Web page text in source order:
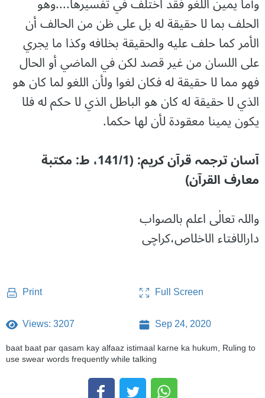
الحلف بما لا حقيقة له بل على ظن من الحالف أن
الأمر كما حلف عليه والحقيقة بخلافه وكذا ما يجري
على اللسان من غير قصد لكن في الماضي أو الحال
فهو مما لا حقيقة له فكان لغوا ولأن اللغو لما كان هو
الذي لا حقيقة له كان هو الباطل الذي لا حكم له فلا
يكون يمينا معقودة لأن لها حكما.
آسان ترجمہ قرآن کریم: (141/1، ط: مکتبة
معارف القرآن)
واللہ تعالٰی اعلم بالصواب
دارالافتاء الاخلاص،کراچی
Print Full Screen
Views: 3207 Sep 24, 2020
baat baat par qasam kay alfaaz istimaal karne ka hukum, Ruling to
use swear words frequently while talking